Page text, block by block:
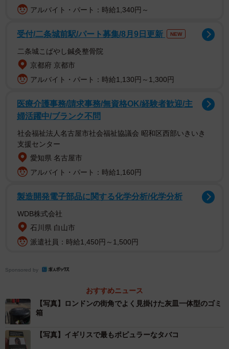
いているのだから、日本人からするとなかなか強烈な光景
2/10
ロンドンのガトウィック空港。建物を出るといきなり喫煙所。
タバコ売り場がどこにもない！？
場を探してみると、これが全然見当たらない。ネットの情
が禁じられているらしい。ではみんなどこで買っているの
かというと、スーパーや食料雑貨店などの有人レジカウン
ターだ。店員に「タバコを売ってくれ」と声を掛けると、
レジの後ろにある戸棚の扉を開けて、そこから取り出して
アルバイト・パート：時給1,340円～
受付/二条城前駅/パート募集/8月9日更新 NEW
二条城こばやし鍼灸整骨院
京都府 京都市
アルバイト・パート：時給1,130円～1,300円
医療介護事務/請求事務/無資格OK/経験者歓迎/主
婦活躍中/ブランク不問
社会福祉法人名古屋市社会福祉協議会 昭和区西部いきいき
支援センター
愛知県 名古屋市
アルバイト・パート：時給1,160円
製造開発電子部品に関する化学分析/化学分析
WDB株式会社
石川県 白山市
派遣社員：時給1,450円～1,500円
Sponsored by
おすすめニュース
【写真】ロンドンの街角でよく見掛けた灰皿一体型のゴミ
箱
【写真】イギリスで最もポピュラーなタバコ